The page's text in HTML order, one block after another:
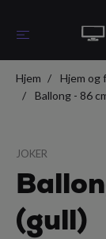
Hjem Hjem og
Ballong - 86
JOKER
(gull)